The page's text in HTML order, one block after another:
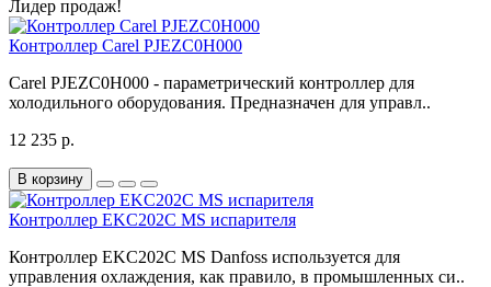
Лидер продаж!
Контроллер Carel PJEZC0H000
Carel PJEZC0H000 - параметрический контроллер для
холодильного оборудования. Предназначен для управл..
12 235 р.
В корзину
Контроллер EKC202C MS испарителя
Контроллер EKC202C MS Danfoss используется для
управления охлаждения, как правило, в промышленных си..